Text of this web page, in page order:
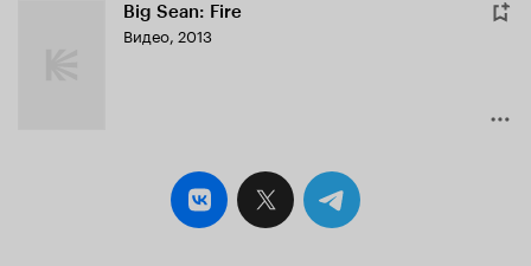
Big Sean: Fire
Видео, 2013